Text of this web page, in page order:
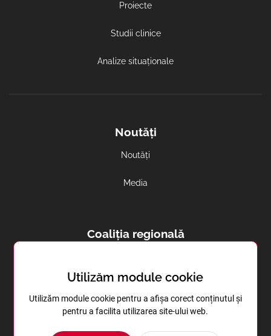
Proiecte
Studii clinice
Analize situaționale
Noutăți
Noutăți
Media
Coaliția regională
Sănătatea reproductivă în Transnistria
Utilizăm module cookie
Utilizăm module cookie pentru a afișa corect conținutul și
pentru a facilita utilizarea site-ului web.